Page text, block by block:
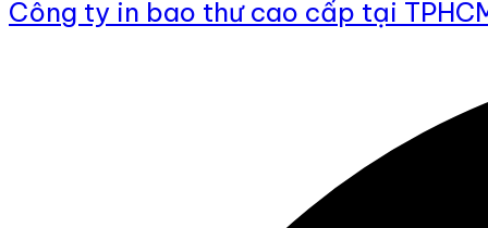
Công ty in bao thư cao cấp tại